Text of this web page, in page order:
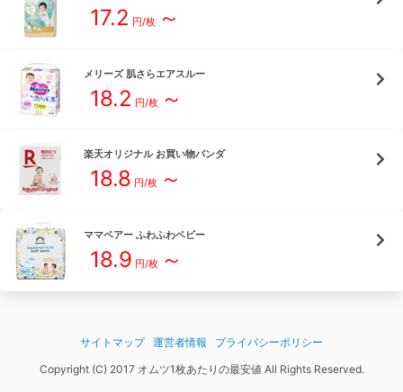
17.2 円/枚 ～
メリーズ 肌さらエアスルー
18.2 円/枚 ～
楽天オリジナル お買い物パンダ
18.8 円/枚 ～
ママベアー ふわふわベビー
18.9 円/枚 ～
サイトマップ 運営者情報
プライバシーポリシー
Copyright (C) 2017 オムツ1枚あたりの最安値 All Rights Reserved.